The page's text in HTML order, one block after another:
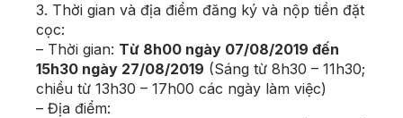
3. Thời gian và địa điểm đăng ký và nộp tiền đặt
cọc:
– Thời gian: Từ 8h00 ngày 07/08/2019 đến
15h30 ngày 27/08/2019 (Sáng từ 8h30 – 11h30;
chiều từ 13h30 – 17h00 các ngày làm việc)
– Địa điểm: